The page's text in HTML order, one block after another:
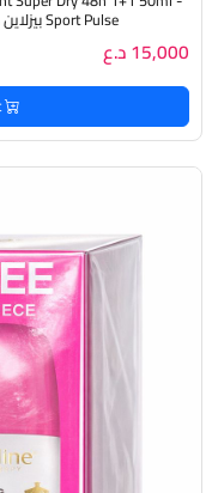
Sport Pulse بيزلاين مزيل تعرق يمنحك انتعاشًا طوال اليوم
15,000 د.ع
productList.addToCart